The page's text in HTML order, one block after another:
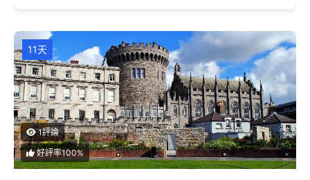
11天
1評論
好評率100%